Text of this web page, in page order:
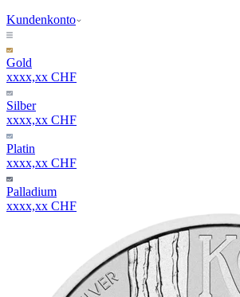
Kundenkonto
Gold
xxxx,xx CHF
Silber
xxxx,xx CHF
Platin
xxxx,xx CHF
Palladium
xxxx,xx CHF